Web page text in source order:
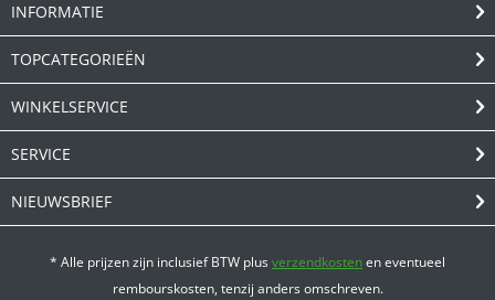
INFORMATIE
TOPCATEGORIEËN
WINKELSERVICE
SERVICE
NIEUWSBRIEF
* Alle prijzen zijn inclusief BTW plusverzendkostenen eventueel
rembourskosten, tenzij anders omschreven.